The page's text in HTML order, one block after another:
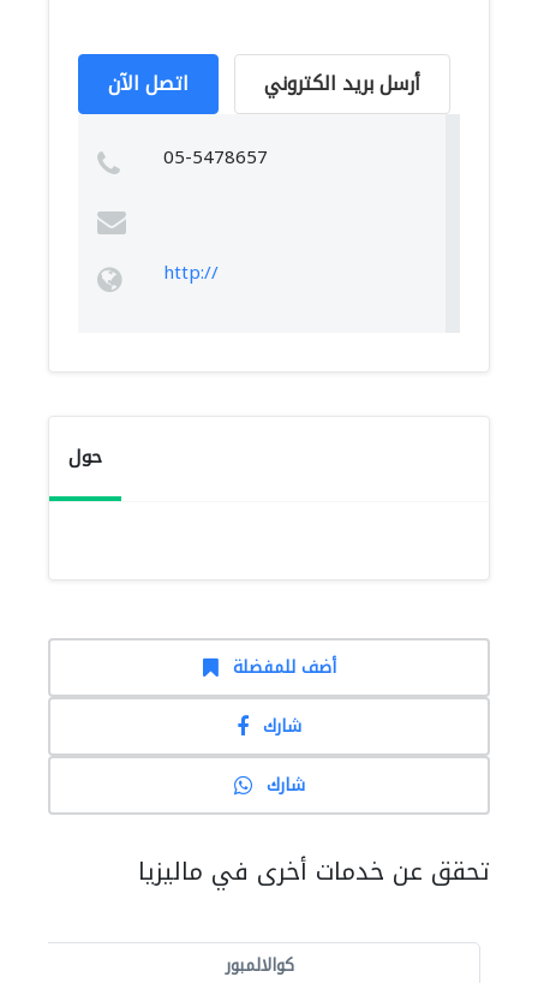
اتصل الآن أرسل بريد الكتروني
05-5478657
http://
حول
أضف للمفضلة
شارك
شارك
تحقق عن خدمات أخرى في ماليزيا
كوالالمبور